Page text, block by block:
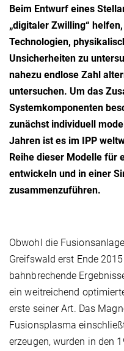
Beim Entwurf eines
„digitaler Zwilling“
Technologien,
Unsicherheiten zu
nahezu endlose Zahl
untersuchen. Um das
Systemkomponenten
zunächst individuell
Jahren ist es im IPP
Reihe dieser Modelle für
entwickeln und in einer
zusammenzuführen.
Obwohl die
Greifswald erst Ende
bahnbrechende
ein weitreichend
erste seiner Art. Das
Fusionsplasma
erzeugen, wurden in den